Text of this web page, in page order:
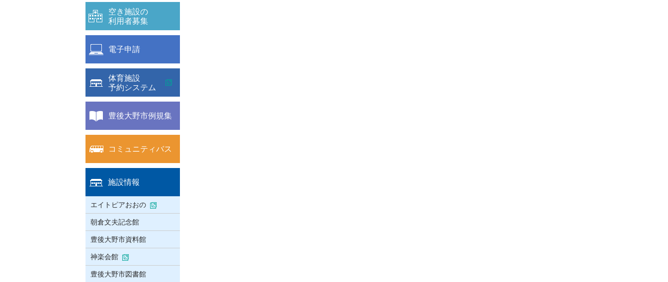
空き施設の
利用者募集
電子申請
体育施設
予約システム
豊後大野市例規集
コミュニティバス
施設情報
エイトピアおおの
朝倉文夫記念館
豊後大野市資料館
神楽会館
豊後大野市図書館